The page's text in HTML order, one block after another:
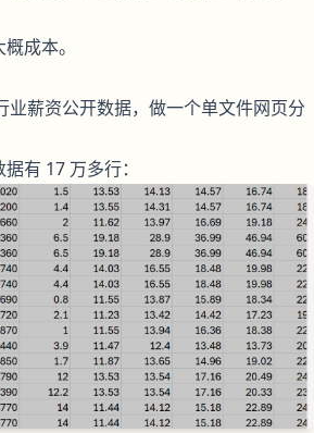
成本。
薪资公开数据，做一个单文件网页分
有 17 万多行：